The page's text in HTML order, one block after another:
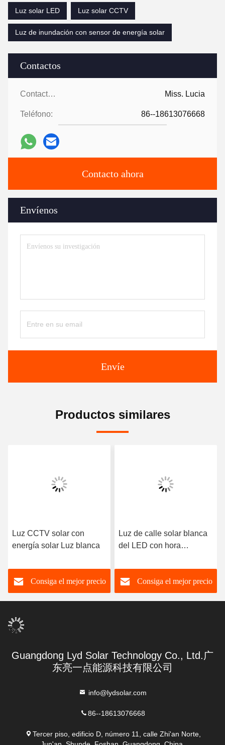
Contactos
Contactos: Miss. Lucia
Teléfono: 86--18613076668
Contacto ahora
Envíenos
Envíe
Luz solar LED
Luz solar CCTV
Luz de inundación con sensor de energía solar
Productos similares
Luz CCTV solar con
energía solar Luz blanca
Consiga el mejor precio
Luz de calle solar blanca
del LED con hora
CCTV 8-24h
Consiga el mejor precio
Guangdong Lyd Solar Technology Co., Ltd.广
东亮一点能源科技有限公司
info@lydsolar.com
86--18613076668
Tercer piso, edificio D, número 11, calle Zhi'an Norte,